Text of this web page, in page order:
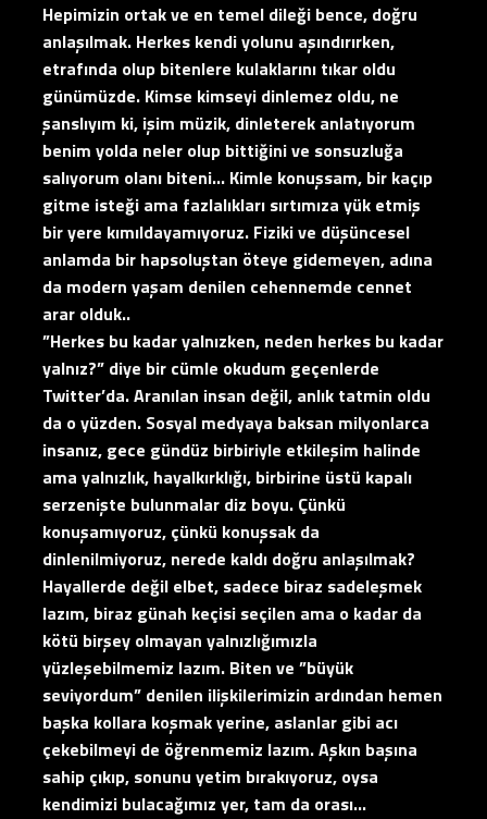
Hepimizin ortak ve en temel dileği bence, doğru
anlaşılmak. Herkes kendi yolunu aşındırırken,
etrafında olup bitenlere kulaklarını tıkar oldu
günümüzde. Kimse kimseyi dinlemez oldu, ne
şanslıyım ki, işim müzik, dinleterek anlatıyorum
benim yolda neler olup bittiğini ve sonsuzluğa
salıyorum olanı biteni… Kimle konuşsam, bir kaçıp
gitme isteği ama fazlalıkları sırtımıza yük etmiş
bir yere kımıldayamıyoruz. Fiziki ve düşüncesel
anlamda bir hapsoluştan öteye gidemeyen, adına
da modern yaşam denilen cehennemde cennet
arar olduk..
”Herkes bu kadar yalnızken, neden herkes bu kadar
yalnız?” diye bir cümle okudum geçenlerde
Twitter’da. Aranılan insan değil, anlık tatmin oldu
da o yüzden. Sosyal medyaya baksan milyonlarca
insanız, gece gündüz birbiriyle etkileşim halinde
ama yalnızlık, hayalkırklığı, birbirine üstü kapalı
serzenişte bulunmalar diz boyu. Çünkü
konuşamıyoruz, çünkü konuşsak da
dinlenilmiyoruz, nerede kaldı doğru anlaşılmak?
Hayallerde değil elbet, sadece biraz sadeleşmek
lazım, biraz günah keçisi seçilen ama o kadar da
kötü birşey olmayan yalnızlığımızla
yüzleşebilmemiz lazım. Biten ve ”büyük
seviyordum” denilen ilişkilerimizin ardından hemen
başka kollara koşmak yerine, aslanlar gibi acı
çekebilmeyi de öğrenmemiz lazım. Aşkın başına
sahip çıkıp, sonunu yetim bırakıyoruz, oysa
kendimizi bulacağımız yer, tam da orası…